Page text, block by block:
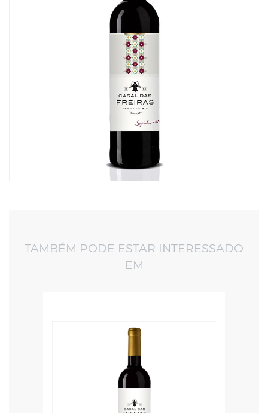
TAMBÉM PODE ESTAR INTERESSADO
EM